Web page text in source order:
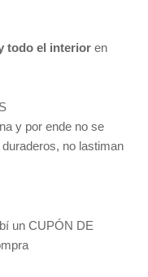
todo el interior en
y por ende no se
no lastiman
un CUPÓN DE